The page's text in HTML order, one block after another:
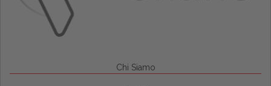
Chi Siamo